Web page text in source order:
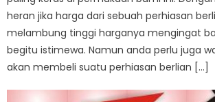
heran jika harga dari sebuah perhiasan
melambung tinggi harganya mengingat
begitu istimewa. Namun anda perlu juga
akan membeli suatu perhiasan berlian […]